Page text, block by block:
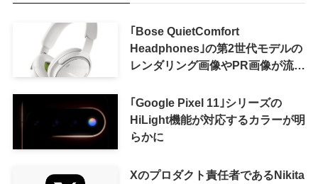
｢Bose QuietComfort
Headphones｣の第2世代モデルの
レンダリング画像やPR画像が流出
｢Google Pixel 11｣シリーズの
HiLight機能が対応するカラーが明
らかに
Xのプロダクト責任者であるNikita